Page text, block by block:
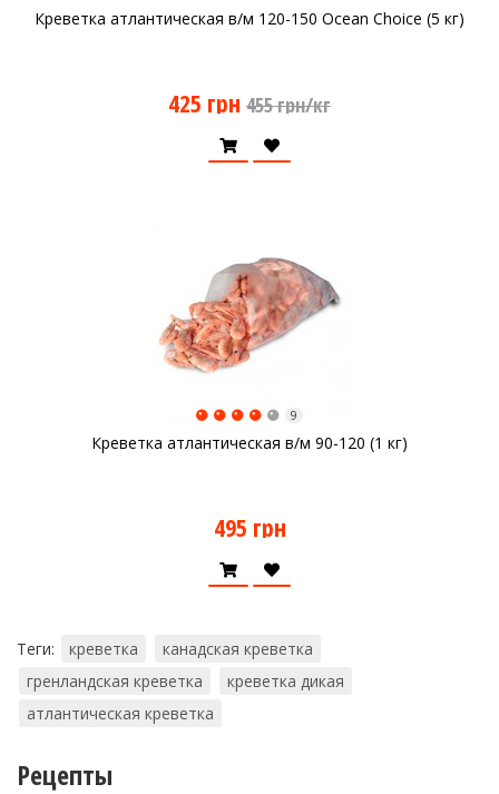
Креветка атлантическая в/м 120-150 Ocean Choice (5 кг)
425 грн 455 грн/кг
Креветка атлантическая в/м 90-120 (1 кг)
9
495 грн
Теги: креветка
канадская креветка
гренландская креветка
креветка дикая
атлантическая креветка
Рецепты